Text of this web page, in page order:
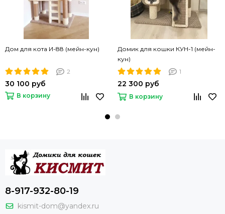
Дом для кота И-88 (мейн-кун)
2
30 100 руб
В корзину
Домик для кошки КУН-1 (мейн-
кун)
1
22 300 руб
В корзину
8-917-932-80-19
kismit-dom@yandex.ru